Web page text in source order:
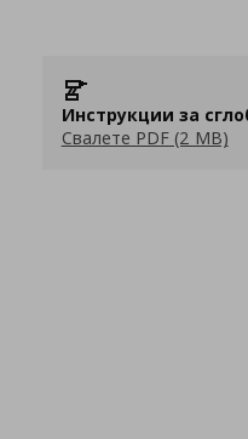
Инструкции за
Свалете PDF (2 MB)